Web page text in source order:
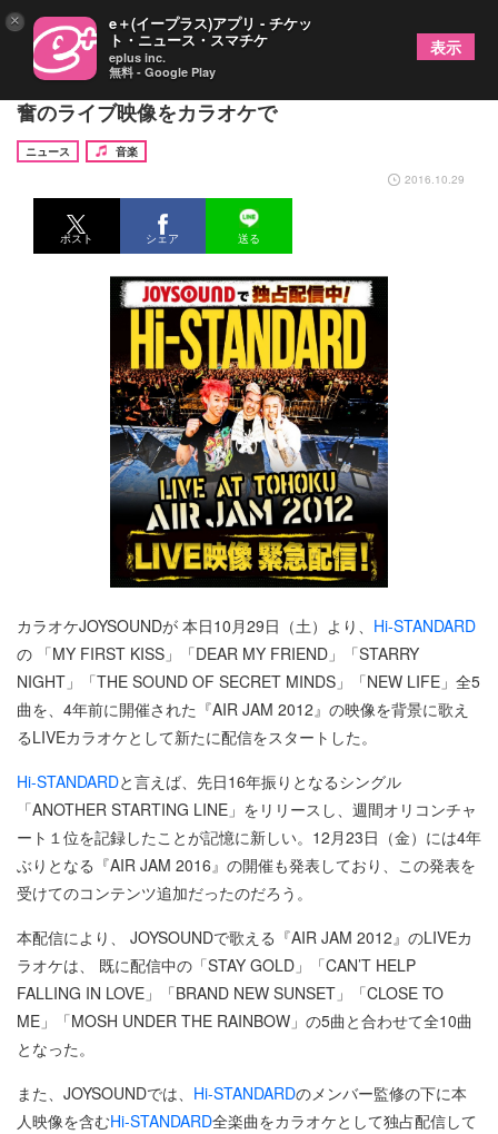
Hi-STANDARD主催『AIR JAM 2012』の感動と興
奮のライブ映像をカラオケで
ニュース
音楽
2016.10.29
ポスト シェア 送る
カラオケJOYSOUNDが 本日10月29日（土）より、 Hi-STANDARD
の 「MY FIRST KISS」「DEAR MY FRIEND」「STARRY
NIGHT」「THE SOUND OF SECRET MINDS」「NEW LIFE」全5
曲を、4年前に開催された『AIR JAM 2012』の映像を背景に歌え
るLIVEカラオケとして新たに配信をスタートした。
Hi-STANDARDと言えば、先日16年振りとなるシングル
「ANOTHER STARTING LINE」をリリースし、週間オリコンチャ
ート１位を記録したことが記憶に新しい。12月23日（金）には4年
ぶりとなる『AIR JAM 2016』の開催も発表しており、この発表を
受けてのコンテンツ追加だったのだろう。
本配信により、 JOYSOUNDで歌える『AIR JAM 2012』のLIVEカ
ラオケは、 既に配信中の「STAY GOLD」「CAN’T HELP
FALLING IN LOVE」「BRAND NEW SUNSET」「CLOSE TO
ME」「MOSH UNDER THE RAINBOW」の5曲と合わせて全10曲
となった。
また、JOYSOUNDでは、 Hi-STANDARDのメンバー監修の下に本
人映像を含むHi-STANDARD全楽曲をカラオケとして独占配信して
× e＋(イープラス)アプリ - チケッ
ト・ニュース・スマチケ
eplus inc.
無料 - Google Play
表示